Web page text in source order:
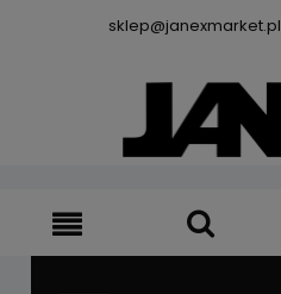
sklep@janexmarket.pl